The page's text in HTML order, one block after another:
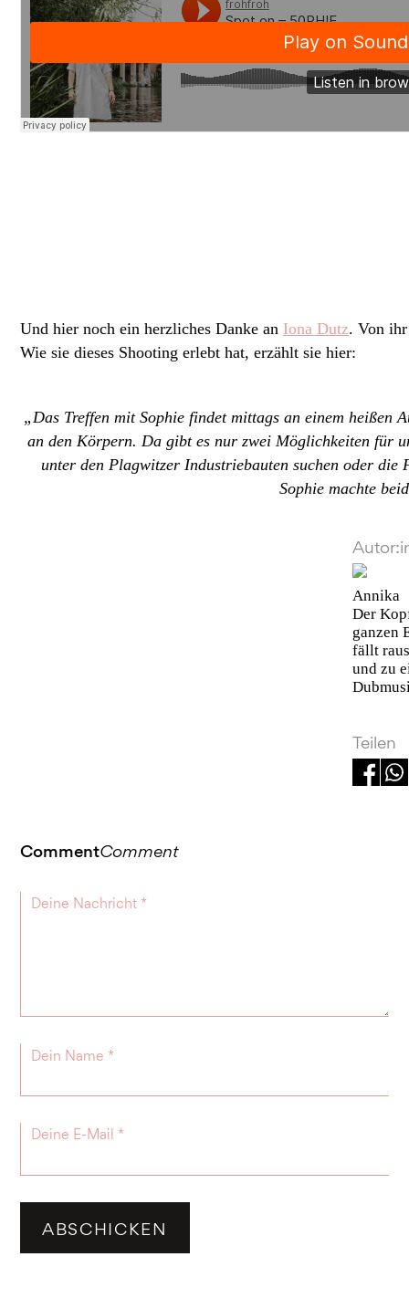
Annika
Der
ganzen
fällt
und zu
Teilen
Und hier noch ein herzliches Danke an Iona Dutz. Von
Wie sie dieses Shooting erlebt hat, erzählt sie hier:
„Das Treffen mit Sophie findet mittags an einem heißen
an den Körpern. Da gibt es nur zwei Möglichkeiten für
unter den Plagwitzer Industriebauten suchen oder
Sophie machte
CommentComment